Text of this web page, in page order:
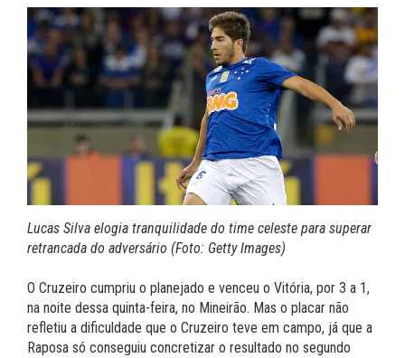
Lucas Silva elogia tranquilidade do time celeste para superar
retrancada do adversário (Foto: Getty Images)
O Cruzeiro cumpriu o planejado e venceu o Vitória, por 3 a 1,
na noite dessa quinta-feira, no Mineirão. Mas o placar não
refletiu a dificuldade que o Cruzeiro teve em campo, já que a
Raposa só conseguiu concretizar o resultado no segundo